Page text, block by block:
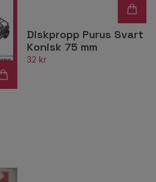
Diskpropp Purus Svart
Konisk 75 mm
32 kr